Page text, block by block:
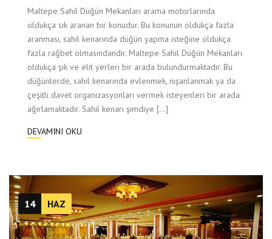
Maltepe Sahil Düğün Mekanları arama motorlarında
oldukça sık aranan bir konudur. Bu konunun oldukça fazla
aranması, sahil kenarında düğün yapma isteğine oldukça
fazla rağbet olmasındandır. Maltepe Sahil Düğün Mekanları
oldukça şık ve elit yerleri bir arada bulundurmaktadır. Bu
düğünlerde, sahil kenarında evlenmek, nişanlanmak ya da
çeşitli davet organizasyonları vermek isteyenleri bir arada
ağırlamaktadır. Sahil kenarı şimdiye […]
DEVAMINI OKU
14 HAZ